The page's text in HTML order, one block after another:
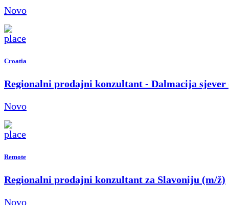
Novo
Croatia
Regionalni prodajni konzultant - Dalmacija sjever
Novo
Remote
Regionalni prodajni konzultant za Slavoniju (m/ž)
Novo